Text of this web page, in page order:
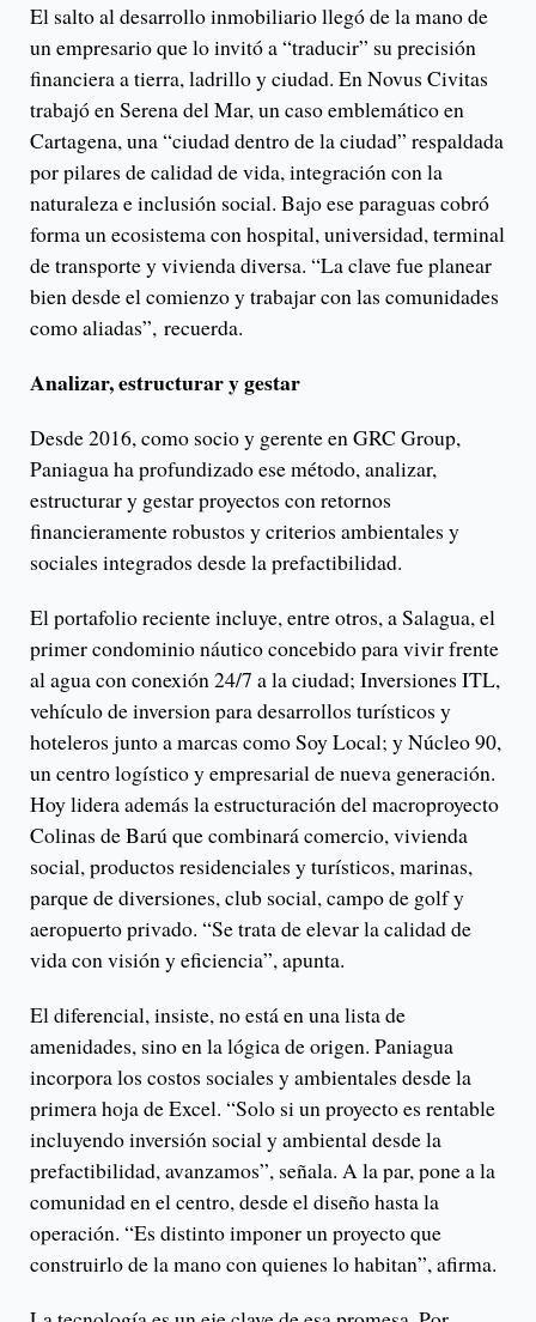
El salto al desarrollo inmobiliario llegó de la mano de
un empresario que lo invitó a “traducir” su precisión
financiera a tierra, ladrillo y ciudad. En Novus Civitas
trabajó en Serena del Mar, un caso emblemático en
Cartagena, una “ciudad dentro de la ciudad” respaldada
por pilares de calidad de vida, integración con la
naturaleza e inclusión social. Bajo ese paraguas cobró
forma un ecosistema con hospital, universidad, terminal
de transporte y vivienda diversa. “La clave fue planear
bien desde el comienzo y trabajar con las comunidades
como aliadas”, recuerda.
Analizar, estructurar y gestar
Desde 2016, como socio y gerente en GRC Group,
Paniagua ha profundizado ese método, analizar,
estructurar y gestar proyectos con retornos
financieramente robustos y criterios ambientales y
sociales integrados desde la prefactibilidad.
El portafolio reciente incluye, entre otros, a Salagua, el
primer condominio náutico concebido para vivir frente
al agua con conexión 24/7 a la ciudad; Inversiones ITL,
vehículo de inversion para desarrollos turísticos y
hoteleros junto a marcas como Soy Local; y Núcleo 90,
un centro logístico y empresarial de nueva generación.
Hoy lidera además la estructuración del macroproyecto
Colinas de Barú que combinará comercio, vivienda
social, productos residenciales y turísticos, marinas,
parque de diversiones, club social, campo de golf y
aeropuerto privado. “Se trata de elevar la calidad de
vida con visión y eficiencia”, apunta.
El diferencial, insiste, no está en una lista de
amenidades, sino en la lógica de origen. Paniagua
incorpora los costos sociales y ambientales desde la
primera hoja de Excel. “Solo si un proyecto es rentable
incluyendo inversión social y ambiental desde la
prefactibilidad, avanzamos”, señala. A la par, pone a la
comunidad en el centro, desde el diseño hasta la
operación. “Es distinto imponer un proyecto que
construirlo de la mano con quienes lo habitan”, afirma.